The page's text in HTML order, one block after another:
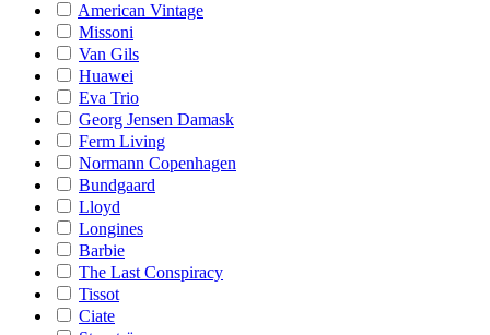
American Vintage
Missoni
Van Gils
Huawei
Eva Trio
Georg Jensen Damask
Ferm Living
Normann Copenhagen
Bundgaard
Lloyd
Longines
Barbie
The Last Conspiracy
Tissot
Ciate